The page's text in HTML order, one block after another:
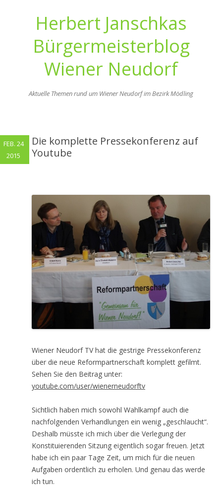
Herbert Janschkas
Bürgermeisterblog
Wiener Neudorf
Aktuelle Themen rund um Wiener Neudorf im Bezirk Mödling
Die komplette Pressekonferenz auf
Youtube
Wiener Neudorf TV hat die gestrige Pressekonferenz
über die neue Reformpartnerschaft komplett gefilmt.
Sehen Sie den Beitrag unter:
youtube.com/user/wienerneudorftv
Sichtlich haben mich sowohl Wahlkampf auch die
nachfolgenden Verhandlungen ein wenig „geschlaucht“.
Deshalb müsste ich mich über die Verlegung der
Konstituierenden Sitzung eigentlich sogar freuen. Jetzt
habe ich ein paar Tage Zeit, um mich für die neuen
Aufgaben ordentlich zu erholen. Und genau das werde
ich tun.
FEB. 24
2015